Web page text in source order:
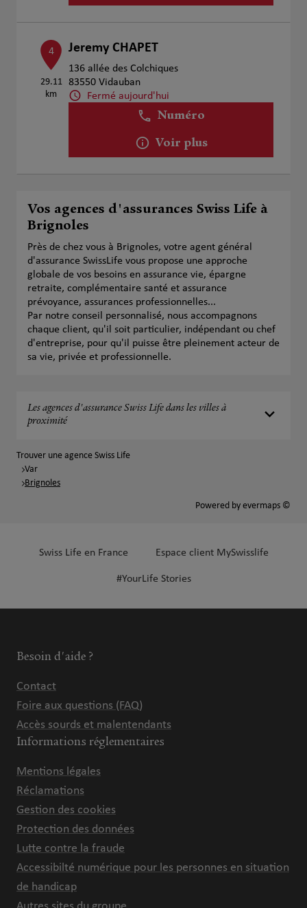
4
29.11
km
Jeremy CHAPET
136 allée des Colchiques
83550 Vidauban
Fermé aujourd'hui
Numéro
Voir plus
Vos agences d'assurances Swiss Life à
Brignoles
Près de chez vous à Brignoles, votre agent général
d'assurance SwissLife vous propose une approche
globale de vos besoins en assurance vie, épargne
retraite, complémentaire santé et assurance
prévoyance, assurances professionnelles...
Par notre conseil personnalisé, nous accompagnons
chaque client, qu'il soit particulier, indépendant ou chef
d'entreprise, pour qu'il puisse être pleinement acteur de
sa vie, privée et professionnelle.
Les agences d'assurance Swiss Life dans les villes à
proximité
Trouver une agence Swiss Life
Var
Brignoles
Powered by evermaps ©
Swiss Life en France Espace client MySwisslife
#YourLife Stories
Besoin d'aide ?
Contact
Foire aux questions (FAQ)
Accès sourds et malentendants
Informations réglementaires
Mentions légales
Réclamations
Gestion des cookies
Protection des données
Lutte contre la fraude
Accessibilté numérique pour les personnes en situation
de handicap